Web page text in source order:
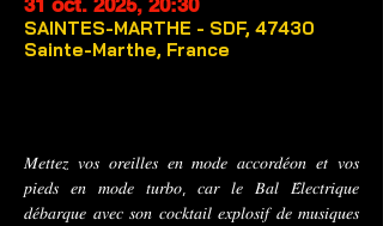
31 oct. 2025, 20:30
SAINTES-MARTHE - SDF, 47430
Sainte-Marthe, France
𝑀𝑒𝑡𝑡𝑒𝑧 𝑣𝑜𝑠 𝑜𝑟𝑒𝑖𝑙𝑙𝑒𝑠 𝑒𝑛 𝑚𝑜𝑑𝑒 𝑎𝑐𝑐𝑜𝑟𝑑𝑒́𝑜𝑛 𝑒𝑡 𝑣𝑜𝑠
𝑝𝑖𝑒𝑑𝑠 𝑒𝑛 𝑚𝑜𝑑𝑒 𝑡𝑢𝑟𝑏𝑜, 𝑐𝑎𝑟 𝑙𝑒 𝐵𝑎𝑙 𝐸́𝑙𝑒𝑐𝑡𝑟𝑖𝑞𝑢𝑒
𝑑𝑒́𝑏𝑎𝑟𝑞𝑢𝑒 𝑎𝑣𝑒𝑐 𝑠𝑜𝑛 𝑐𝑜𝑐𝑘𝑡𝑎𝑖𝑙 𝑒𝑥𝑝𝑙𝑜𝑠𝑖𝑓 𝑑𝑒 𝑚𝑢𝑠𝑖𝑞𝑢𝑒𝑠